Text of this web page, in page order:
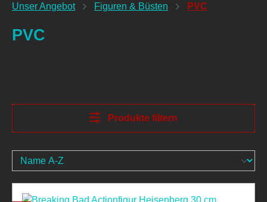
Unser Angebot Figuren & Büsten PVC
PVC
Produkte filtern